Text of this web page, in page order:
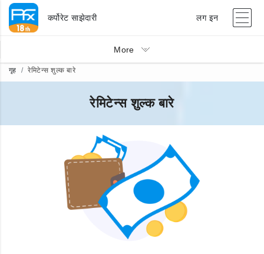
कर्पोरेट साझेदारी लग इन
More
गृह रेमिटेन्स शुल्क बारे
रेमिटेन्स शुल्क बारे